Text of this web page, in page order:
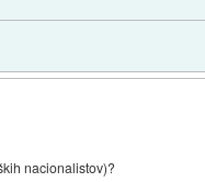
nacionalistov)?